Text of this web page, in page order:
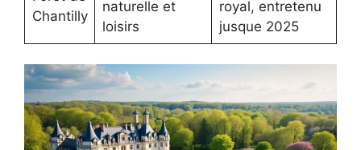
Chantilly
naturelle et
loisirs
royal, entretenu
jusque 2025